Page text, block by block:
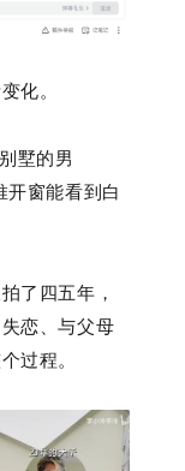
化。
墅的男
开窗能看到白
了四五年，
恋、与父母
过程。